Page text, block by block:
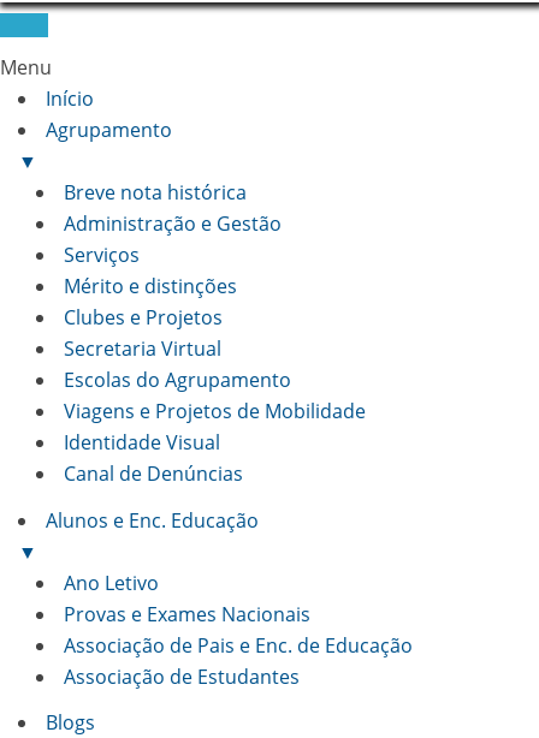
Menu
Início
Agrupamento
▼
Breve nota histórica
Administração e Gestão
Serviços
Mérito e distinções
Clubes e Projetos
Secretaria Virtual
Escolas do Agrupamento
Viagens e Projetos de Mobilidade
Identidade Visual
Canal de Denúncias
Alunos e Enc. Educação
▼
Ano Letivo
Provas e Exames Nacionais
Associação de Pais e Enc. de Educação
Associação de Estudantes
Blogs